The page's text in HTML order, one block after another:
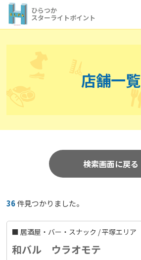
テ
ひらつか
スターライトポイント
店舗一覧
検索画面に戻る
36件見つかりました。
■ 居酒屋・バー・スナック /平塚エリア
和バル ウラオモテ